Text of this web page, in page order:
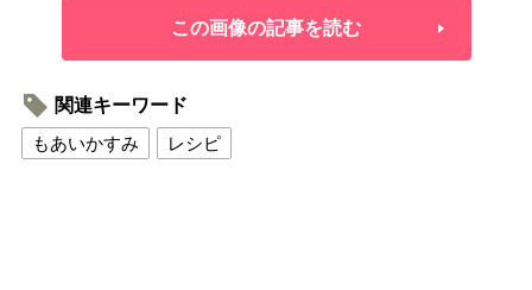
この画像の記事を読む
関連キーワード
もあいかすみ
レシピ